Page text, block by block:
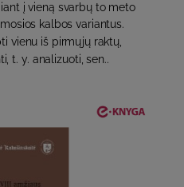
į vieną svarbų to meto
kalbos variantus.
vienu iš pirmųjų raktų,
t. y. analizuoti, sen..